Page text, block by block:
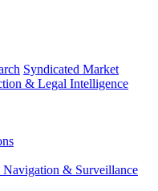
Syndicated Market
& Legal Intelligence
& Surveillance